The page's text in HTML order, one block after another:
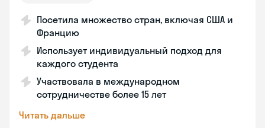
Посетила множество стран, включая США и
Францию
Использует индивидуальный подход для
каждого студента
Участвовала в международном
сотрудничестве более 15 лет
Читать дальше